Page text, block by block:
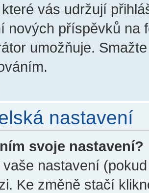
vás udržují
nových příspěvků na
umožňuje.
nastavení
svoje nastavení?
nastavení
Ke změně stačí